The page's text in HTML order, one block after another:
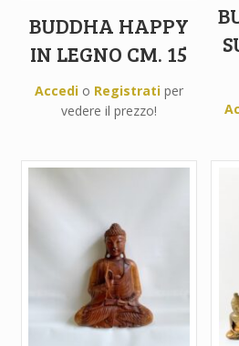
BUDDHA HAPPY
IN LEGNO CM. 15
Accedio Registratiper
vedere il prezzo!